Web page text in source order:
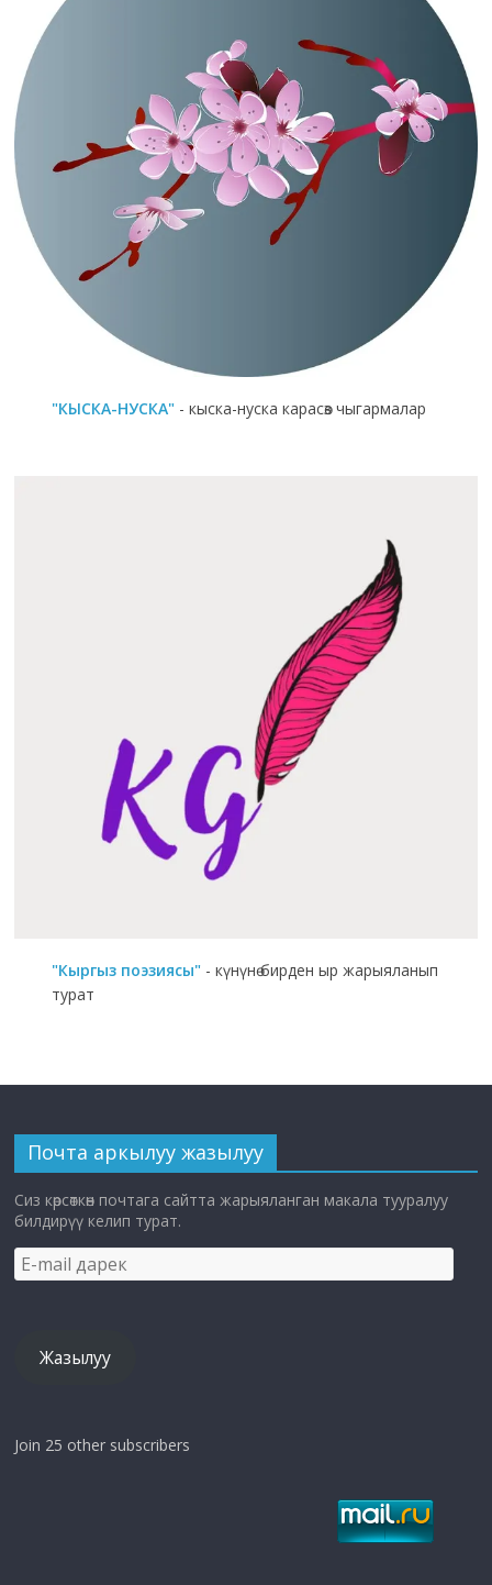
"КЫСКА-НУСКА" - кыска-нуска карасөз чыгармалар
"Кыргыз поэзиясы" - күнүнө бирден ыр жарыяланып
турат
Почта аркылуу жазылуу
Сиз көрсөткөн почтага сайтта жарыяланган макала тууралуу
билдирүү келип турат.
E-
mail
Жазылуу
Join 25 other subscribers